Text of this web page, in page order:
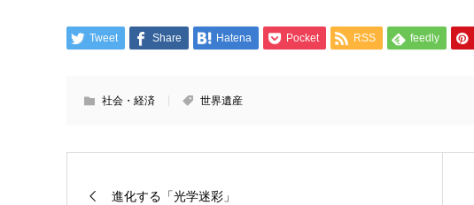
Tweet Share Hatena Pocket RSS feedly
社会・経済 世界遺産
進化する「光学迷彩」